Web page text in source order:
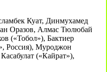
Куат, Динмухамед
Оразов, Алмас Тюлюбай
(«Тобол»), Бактиер
Россия), Муроджон
(«Кайрат»),